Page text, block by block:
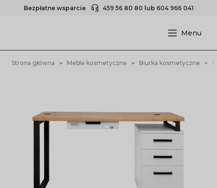
Bezpłatne wsparcie 459 56 80 80 lub 604 966 041
Strona główna Meble kosmetyczne Biurka kosmetyczne